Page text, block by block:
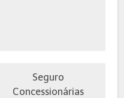
Seguro
Concessionárias